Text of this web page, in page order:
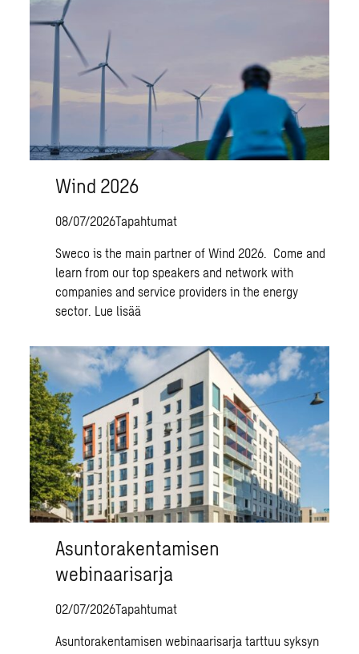
Wind 2026
08/07/2026Tapahtumat
Sweco is the main partner of Wind 2026. Come and
learn from our top speakers and network with
companies and service providers in the energy
sector. Lue lisää
Asuntorakentamisen
webinaarisarja
02/07/2026Tapahtumat
Asuntorakentamisen webinaarisarja tarttuu syksyn